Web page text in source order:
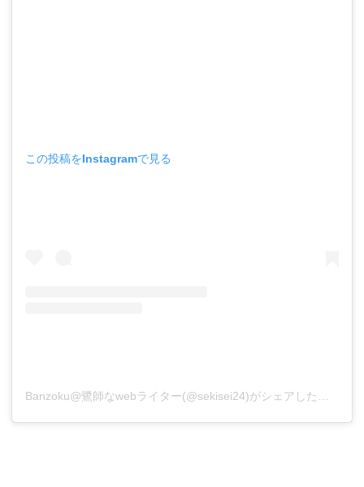
この投稿をInstagramで見る
Banzoku@鷺師なwebライター(@sekisei24)がシェアした投稿